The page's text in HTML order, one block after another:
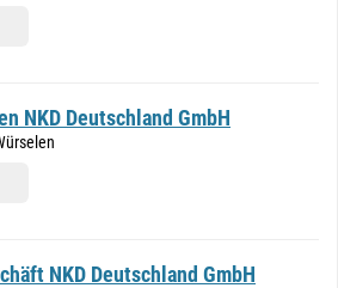
NKD Deutschland GmbH
NKD Deutschland GmbH